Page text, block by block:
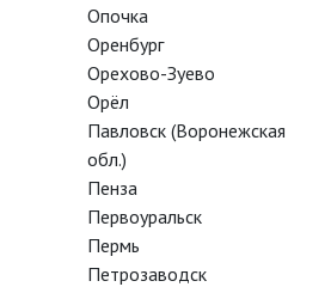
Опочка
Оренбург
Орехово-Зуево
Орёл
Павловск (Воронежская
обл.)
Пенза
Первоуральск
Пермь
Петрозаводск